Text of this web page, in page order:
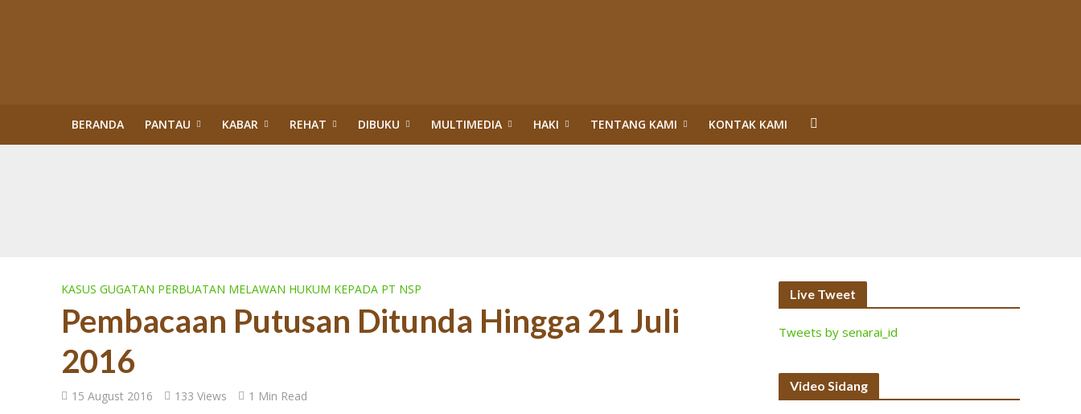
BERANDA PANTAU KABAR REHAT DIBUKU MULTIMEDIA HAKI TENTANG KAMI KONTAK KAMI
PENERTIBAN KAWASAN HUTAN:”PENERTIBAN” TN TESSO NILO DI ERA TIGA PRESIDEN (1)
27 Tahun Reformasi 1998: Menanti Aksi Kepala Daerah Mengaudit Bisnis dan HAM
KASUS GUGATAN PERBUATAN MELAWAN HUKUM KEPADA PT NSP
Pembacaan Putusan Ditunda Hingga 21 Juli
2016
15 August 2016 133 Views 1 Min Read
Live Tweet
Tweets by senarai_id
Video Sidang